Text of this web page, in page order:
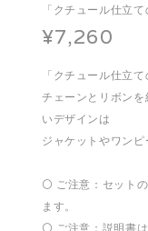
「クチュール仕立
¥7,260
「クチュール仕立
チェーンとリボン
いデザインは
ジャケットやワンピ
⚪️ ご注意：セット
ます。
⚪️ ご注意：説明書